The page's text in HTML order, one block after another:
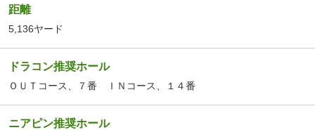
距離
5,136ヤード
ドラコン推奨ホール
ＯＵＴコース、７番 ＩＮコース、１４番
ニアピン推奨ホール